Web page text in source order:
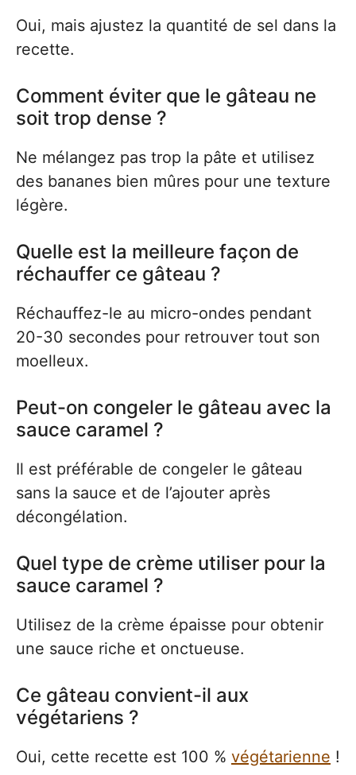
Oui, mais ajustez la quantité de sel dans la
recette.
Comment éviter que le gâteau ne
soit trop dense ?
Ne mélangez pas trop la pâte et utilisez
des bananes bien mûres pour une texture
légère.
Quelle est la meilleure façon de
réchauffer ce gâteau ?
Réchauffez-le au micro-ondes pendant
20-30 secondes pour retrouver tout son
moelleux.
Peut-on congeler le gâteau avec la
sauce caramel ?
Il est préférable de congeler le gâteau
sans la sauce et de l’ajouter après
décongélation.
Quel type de crème utiliser pour la
sauce caramel ?
Utilisez de la crème épaisse pour obtenir
une sauce riche et onctueuse.
Ce gâteau convient-il aux
végétariens ?
Oui, cette recette est 100 % végétarienne !